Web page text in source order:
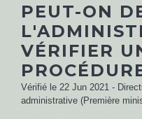
PEUT-ON
VÉRIFIER
Vérifié le 22 Jun 2021 -
administrative (Première